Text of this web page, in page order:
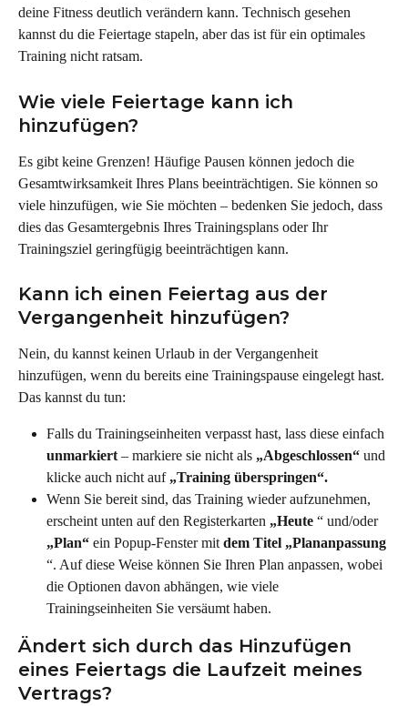
deine Fitness deutlich verändern kann. Technisch gesehen
kannst du die Feiertage stapeln, aber das ist für ein optimales
Training nicht ratsam.
Wie viele Feiertage kann ich
hinzufügen?
Es gibt keine Grenzen! Häufige Pausen können jedoch die
Gesamtwirksamkeit Ihres Plans beeinträchtigen. Sie können so
viele hinzufügen, wie Sie möchten – bedenken Sie jedoch, dass
dies das Gesamtergebnis Ihres Trainingsplans oder Ihr
Trainingsziel geringfügig beeinträchtigen kann.
Kann ich einen Feiertag aus der
Vergangenheit hinzufügen?
Nein, du kannst keinen Urlaub in der Vergangenheit
hinzufügen, wenn du bereits eine Trainingspause eingelegt hast.
Das kannst du tun:
Falls du Trainingseinheiten verpasst hast, lass diese einfach
unmarkiert – markiere sie nicht als „Abgeschlossen“ und
klicke auch nicht auf „Training überspringen“.
Wenn Sie bereit sind, das Training wieder aufzunehmen,
erscheint unten auf den Registerkarten „Heute “ und/oder
„Plan“ ein Popup-Fenster mit dem Titel „Plananpassung
“. Auf diese Weise können Sie Ihren Plan anpassen, wobei
die Optionen davon abhängen, wie viele
Trainingseinheiten Sie versäumt haben.
Ändert sich durch das Hinzufügen
eines Feiertags die Laufzeit meines
Vertrags?